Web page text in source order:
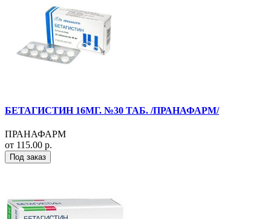
БЕТАГИСТИН 16МГ. №30 ТАБ. /ПРАНАФАРМ/
ПРАНАФАРМ
от 115.00 р.
Под заказ